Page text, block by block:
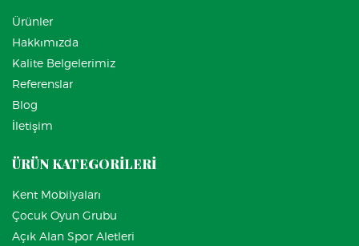
Ürünler
Hakkımızda
Kalite Belgelerimiz
Referenslar
Blog
İletişim
ÜRÜN KATEGORİLERİ
Kent Mobilyaları
Çocuk Oyun Grubu
Açık Alan Spor Aletleri